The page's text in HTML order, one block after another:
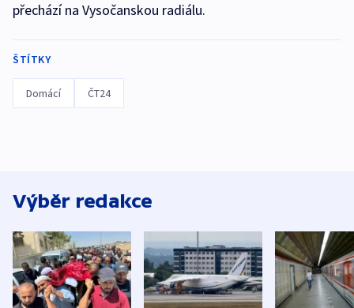
přechází na Vysočanskou radiálu.
ŠTÍTKY
Domácí ČT24
Výběr redakce